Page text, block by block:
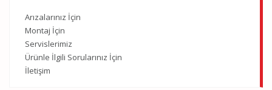
Arızalarınız İçin
Montaj İçin
Servislerimiz
Ürünle İlgili Sorularınız İçin
İletişim